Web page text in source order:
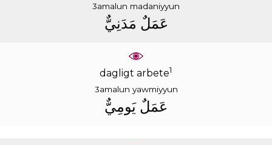
3amalun madaniyyun
ﻋَﻤَﻞٌ ﻣَﺪَﻧِﻲٌّ
dagligt arbete1
3amalun yawmiyyun
ﻋَﻤَﻞٌ ﻳَﻮﻣِﻲٌّ